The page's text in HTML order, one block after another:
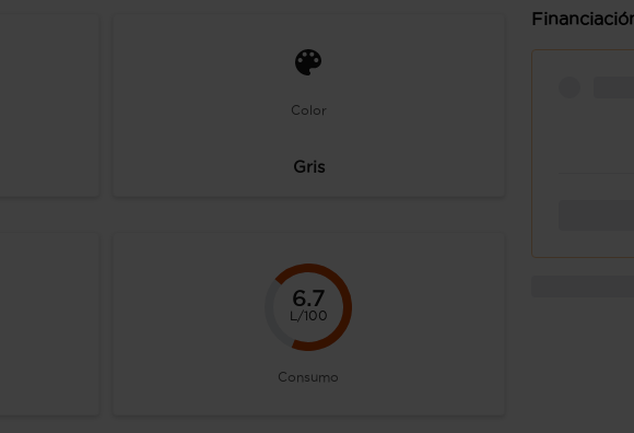
Color
Gris
6.7
L/100
Consumo